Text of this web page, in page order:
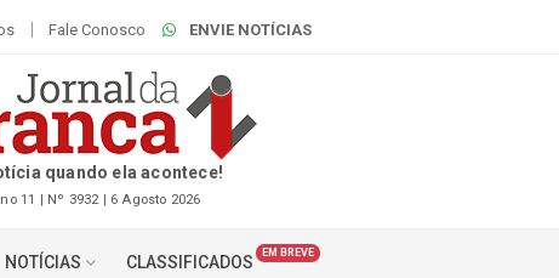
Fale Conosco ENVIE NOTÍCIAS
quando ela acontece!
11 | Nº 3932 | 6 Agosto 2026
NOTÍCIAS CLASSIFICADOS EM BREVE